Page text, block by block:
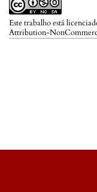
Este trabalho está
Attribution-